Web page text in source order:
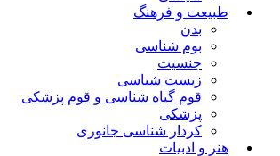
طبیعت و فرهنگ
بدن
بوم شناسی
جنسیت
زیست شناسی
قوم گیاه شناسی و قوم پزشکی
پزشکی
کردار شناسی جانوری
هنر و ادبیات